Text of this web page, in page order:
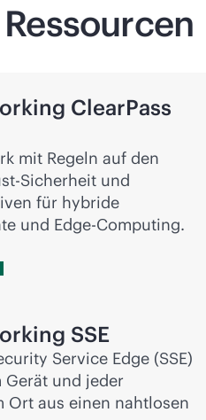
ClearPass
mit Regeln auf den
Sicherheit und
für hybride
und Edge-Computing.
SSE
Service Edge (SSE)
Gerät und jeder
Ort aus einen nahtlosen